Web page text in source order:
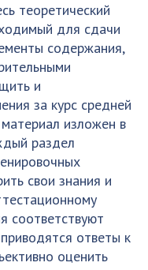
теоретический
для сдачи
содержания,
и
за курс средней
изложен в
раздел
свои знания и
соответствуют
ответы к
оценить